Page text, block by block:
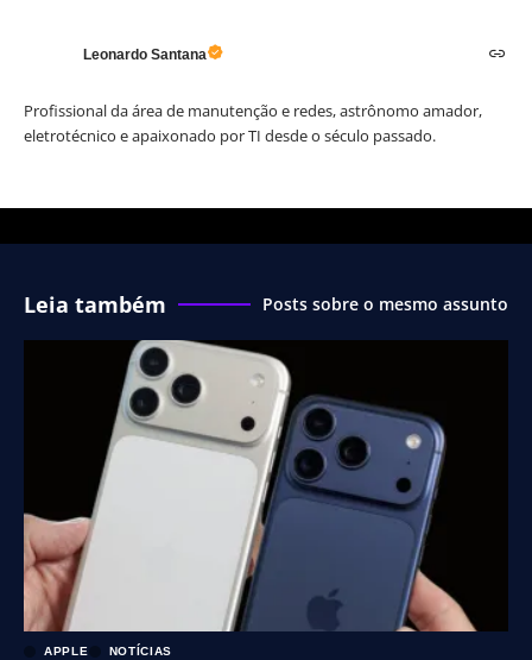
Leonardo Santana
Profissional da área de manutenção e redes, astrônomo amador,
eletrotécnico e apaixonado por TI desde o século passado.
Leia também Posts sobre o mesmo assunto
APPLE NOTÍCIAS